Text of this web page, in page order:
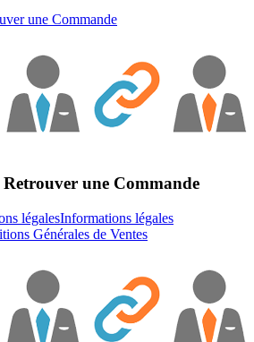
une Commande
Retrouver une Commande
Informations légales
Générales de Ventes